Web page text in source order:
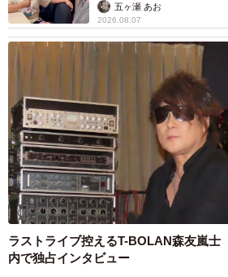
五ヶ瀬 あお
2026.08.07
ラストライブ控えるT-BOLAN森友嵐
内で独占インタビュー